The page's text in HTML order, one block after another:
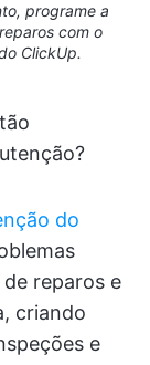
programe a
com o
ClickUp.
do
reparos e
criando
e